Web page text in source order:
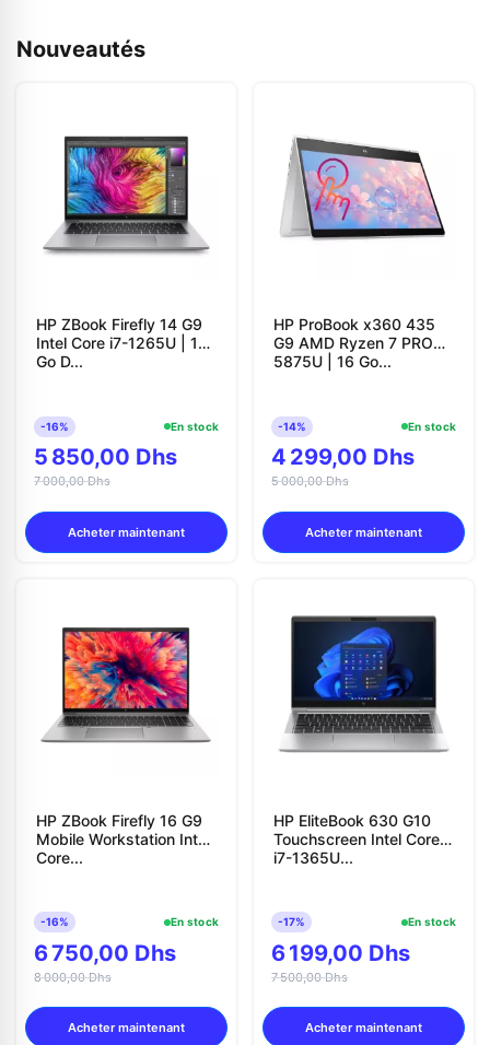
Nouveautés
HP ZBook Firefly 14 G9
Intel Core i7-1265U | 16
Go D...
-16% En stock
5 850,00 Dhs
7 000,00 Dhs
Acheter maintenant
HP ProBook x360 435
G9 AMD Ryzen 7 PRO
5875U | 16 Go...
-14% En stock
4 299,00 Dhs
5 000,00 Dhs
Acheter maintenant
HP ZBook Firefly 16 G9
Mobile Workstation Intel
Core...
-16% En stock
6 750,00 Dhs
8 000,00 Dhs
Acheter maintenant
HP EliteBook 630 G10
Touchscreen Intel Core
i7-1365U...
-17% En stock
6 199,00 Dhs
7 500,00 Dhs
Acheter maintenant